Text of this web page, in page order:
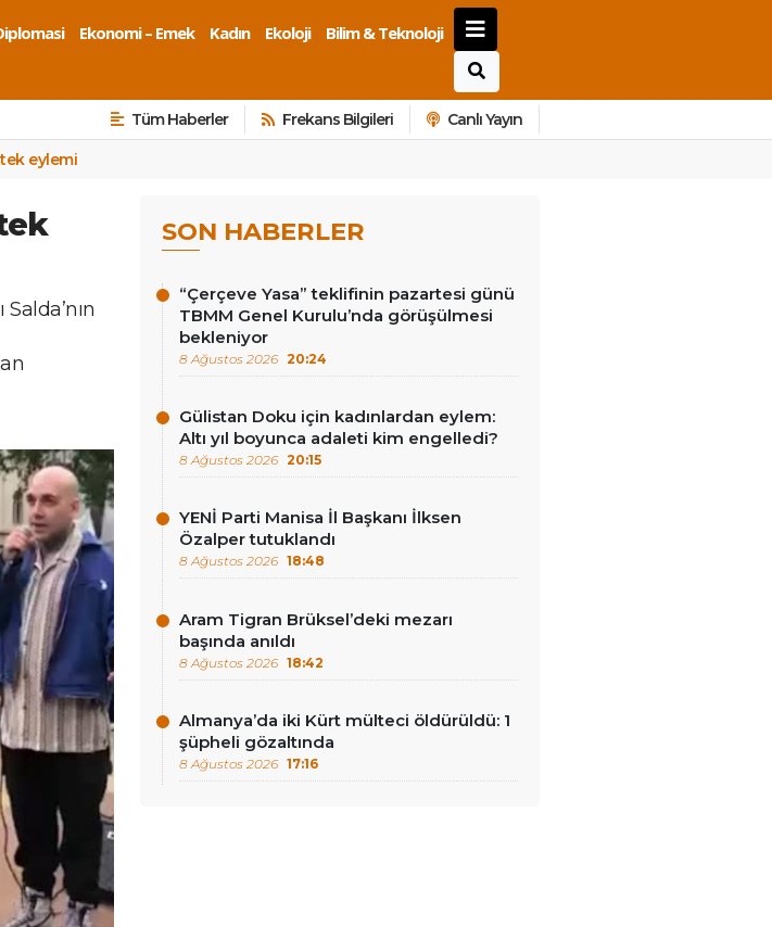
Ekonomi – Emek Kadın Ekoloji
Bilim & Teknoloji
Tüm Haberler Frekans Bilgileri Canlı Yayın
eylemi
SON HABERLER
“Çerçeve Yasa” teklifinin pazartesi günü
TBMM Genel Kurulu’nda görüşülmesi
bekleniyor
8 Ağustos 2026 20:24
Gülistan Doku için kadınlardan eylem:
Altı yıl boyunca adaleti kim engelledi?
8 Ağustos 2026 20:15
YENİ Parti Manisa İl Başkanı İlksen
Özalper tutuklandı
8 Ağustos 2026 18:48
Aram Tigran Brüksel’deki mezarı
başında anıldı
8 Ağustos 2026 18:42
Almanya’da iki Kürt mülteci öldürüldü: 1
şüpheli gözaltında
8 Ağustos 2026 17:16